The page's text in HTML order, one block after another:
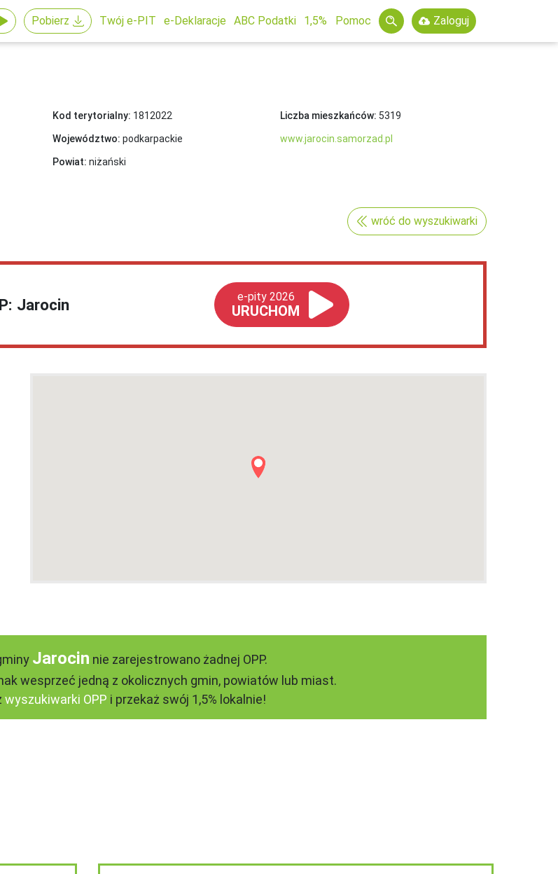
Pobierz Twój e-PIT e-Deklaracje ABC Podatki 1,5% Pomoc Zaloguj
Kod terytorialny: 1812022
Województwo: podkarpackie
Powiat: niżański
Liczba mieszkańców: 5319
www.jarocin.samorzad.pl
wróć do wyszukiwarki
Jarocin e-pity 2026
URUCHOM
Jarocin nie zarejestrowano żadnej OPP.
wesprzeć jedną z okolicznych gmin, powiatów lub miast.
wyszukiwarki OPP i przekaż swój 1,5% lokalnie!